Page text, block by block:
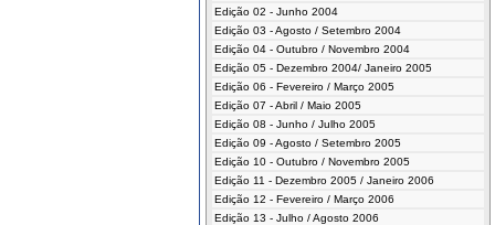
Edição 02 - Junho 2004
Edição 03 - Agosto / Setembro 2004
Edição 04 - Outubro / Novembro 2004
Edição 05 - Dezembro 2004/ Janeiro 2005
Edição 06 - Fevereiro / Março 2005
Edição 07 - Abril / Maio 2005
Edição 08 - Junho / Julho 2005
Edição 09 - Agosto / Setembro 2005
Edição 10 - Outubro / Novembro 2005
Edição 11 - Dezembro 2005 / Janeiro 2006
Edição 12 - Fevereiro / Março 2006
Edição 13 - Julho / Agosto 2006